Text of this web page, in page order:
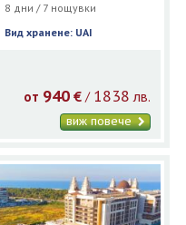
8 дни / 7 нощувки
Вид хранене: UAI
от 940 € / 1838 лв.
виж повече